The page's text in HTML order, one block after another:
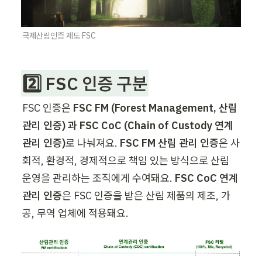
국제산림인증 제도 FSC
2️⃣ FSC 인증 구분
FSC 인증은 FSC FM (Forest Management, 산림
관리 인증) 과 FSC CoC (Chain of Custody 연계
관리 인증)로 나눠져요. FSC FM 산림 관리 인증은 사
회적, 환경적, 경제적으로 책임 있는 방식으로 산림
운영을 관리하는 조직에게 수여돼요. FSC CoC 연계
관리 인증은 FSC 인증을 받은 산림 제품의 제조, 가
공, 무역 업체에 적용돼요.